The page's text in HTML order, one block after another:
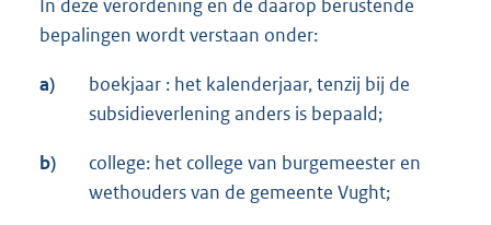
In deze verordening en de daarop berustende
bepalingen wordt verstaan onder:
a)
boekjaar : het kalenderjaar, tenzij bij de
subsidieverlening anders is bepaald;
b)
college: het college van burgemeester en
wethouders van de gemeente Vught;